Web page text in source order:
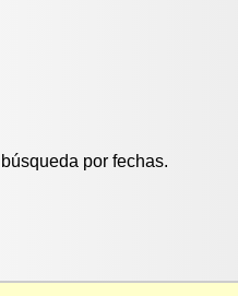
por fechas.